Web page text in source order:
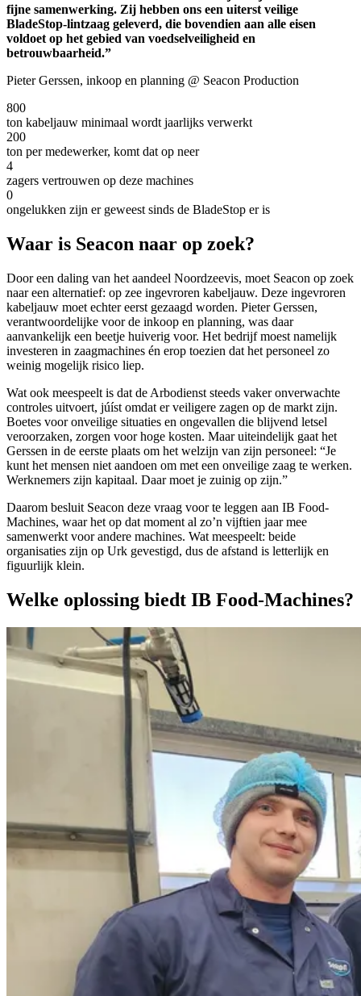
fijne samenwerking. Zij hebben ons een uiterst veilige
BladeStop-lintzaag geleverd, die bovendien aan alle eisen
voldoet op het gebied van voedselveiligheid en
betrouwbaarheid.”
Pieter Gerssen, inkoop en planning @ Seacon Production
800
ton kabeljauw minimaal wordt jaarlijks verwerkt
200
ton per medewerker, komt dat op neer
4
zagers vertrouwen op deze machines
0
ongelukken zijn er geweest sinds de BladeStop er is
Waar is Seacon naar op zoek?
Door een daling van het aandeel Noordzeevis, moet Seacon op zoek
naar een alternatief: op zee ingevroren kabeljauw. Deze ingevroren
kabeljauw moet echter eerst gezaagd worden. Pieter Gerssen,
verantwoordelijke voor de inkoop en planning, was daar
aanvankelijk een beetje huiverig voor. Het bedrijf moest namelijk
investeren in zaagmachines én erop toezien dat het personeel zo
weinig mogelijk risico liep.
Wat ook meespeelt is dat de Arbodienst steeds vaker onverwachte
controles uitvoert, júíst omdat er veiligere zagen op de markt zijn.
Boetes voor onveilige situaties en ongevallen die blijvend letsel
veroorzaken, zorgen voor hoge kosten. Maar uiteindelijk gaat het
Gerssen in de eerste plaats om het welzijn van zijn personeel: “Je
kunt het mensen niet aandoen om met een onveilige zaag te werken.
Werknemers zijn kapitaal. Daar moet je zuinig op zijn.”
Daarom besluit Seacon deze vraag voor te leggen aan IB Food-
Machines, waar het op dat moment al zo’n vijftien jaar mee
samenwerkt voor andere machines. Wat meespeelt: beide
organisaties zijn op Urk gevestigd, dus de afstand is letterlijk en
figuurlijk klein.
Welke oplossing biedt IB Food-Machines?